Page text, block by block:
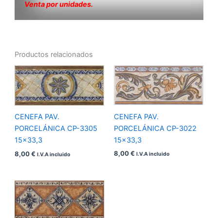
Venta por unidades.
Productos relacionados
CENEFA PAV.
PORCELÁNICA CP-3305
15×33,3
8,00€ I.V.A incluido
CENEFA PAV.
PORCELÁNICA CP-3022
15×33,3
8,00€ I.V.A incluido